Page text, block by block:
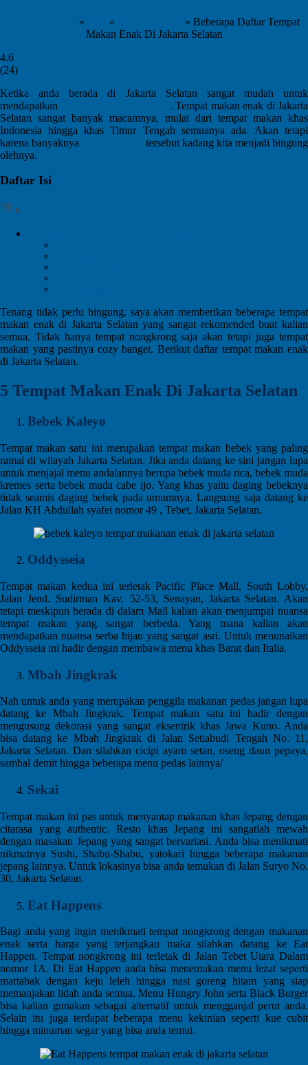
» » » Beberapa Daftar Tempat
Makan Enak Di Jakarta Selatan
4.6
(24)
Ketika anda berada di Jakarta Selatan sangat mudah untuk
mendapatkan
. Tempat makan enak di Jakarta
Selatan sangat banyak macamnya, mulai dari tempat makan khas
Indonesia hingga khas Timur Tengah semuanya ada. Akan tetapi
karena banyaknya
tersebut kadang kita menjadi bingung
olehnya.
Daftar Isi
Tenang tidak perlu bingung, saya akan memberikan beberapa tempat
makan enak di Jakarta Selatan yang sangat rekomended buat kalian
semua. Tidak hanya tempat nongkrong saja akan tetapi juga tempat
makan yang pastinya cozy banget. Berikut daftar tempat makan enak
di Jakarta Selatan.
5 Tempat Makan Enak Di Jakarta Selatan
Bebek Kaleyo
Tempat makan satu ini merupakan tempat makan bebek yang paling
ramai di wilayah Jakarta Selatan. Jika anda datang ke sini jangan lupa
untuk menjajal menu andalannya berupa bebek muda rica, bebek muda
kremes serta bebek muda cabe ijo. Yang khas yaitu daging bebeknya
tidak seamis daging bebek pada umumnya. Langsung saja datang ke
Jalan KH Abdullah syafei nomor 49 , Tebet, Jakarta Selatan.
Oddysseia
Tempat makan kedua ini terletak Pacific Place Mall, South Lobby,
Jalan Jend. Sudirman Kav. 52-53, Senayan, Jakarta Selatan. Akan
tetapi meskipun berada di dalam Mall kalian akan menjumpai nuansa
tempat makan yang sangat berbeda. Yang mana kalian akan
mendapatkan nuansa serba hijau yang sangat asri. Untuk menunaikan
Oddysseia ini hadir dengan membawa menu khas Barat dan Italia.
Mbah Jingkrak
Nah untuk anda yang merupakan penggila makanan pedas jangan lupa
datang ke Mbah Jingkrak. Tempat makan satu ini hadir dengan
mengusung dekorasi yang sangat eksentrik khas Jawa Kuno. Anda
bisa datang ke Mbah Jingkrak di Jalan Setiabudi Tengah No. 11,
Jakarta Selatan. Dan silahkan cicipi ayam setan, oseng daun pepaya,
sambal demit hingga beberapa menu pedas lainnya/
Sekai
Tempat makan ini pas untuk menyantap makanan khas Jepang dengan
citarasa yang authentic. Resto khas Jepang ini sangatlah mewah
dengan masakan Jepang yang sangat bervariasi. Anda bisa menikmati
nikmatnya Sushi, Shabu-Shabu, yatokari hingga beberapa makanan
jepang lainnya. Untuk lokasinya bisa anda temukan di Jalan Suryo No.
30, Jakarta Selatan.
Eat Happens
Bagi anda yang ingin menikmati tempat nongkrong dengan makanan
enak serta harga yang terjangkau maka silahkan datang ke Eat
Happen. Tempat nongkrong ini terletak di Jalan Tebet Utara Dalam
nomor 1A. Di Eat Happen anda bisa menemukan menu lezat seperti
martabak dengan keju leleh hingga nasi goreng hitam yang siap
memanjakan lidah anda semua. Menu Hungry John serta Black Burger
bisa kalian gunakan sebagai alternatif untuk mengganjal perut anda.
Selain itu juga terdapat beberapa menu kekinian seperti kue cubit
hingga minuman segar yang bisa anda temui.